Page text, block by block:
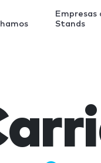
Empresas
Stands